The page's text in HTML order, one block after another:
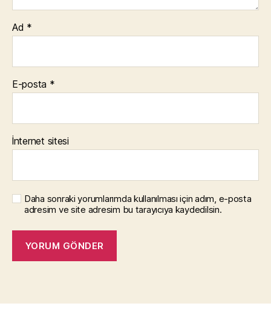
Ad *
E-posta *
İnternet sitesi
Daha sonraki yorumlarımda kullanılması için adım, e-posta
adresim ve site adresim bu tarayıcıya kaydedilsin.